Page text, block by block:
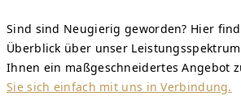
Sind sind Neugierig geworden? Hier
Überblick über unser
Ihnen ein maßgeschneidertes Angebot
Sie sich einfach mit uns in Verbindung.